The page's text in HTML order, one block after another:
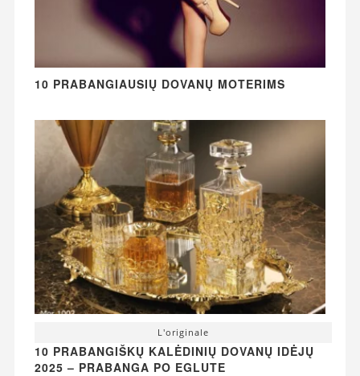
10 PRABANGIAUSIŲ DOVANŲ MOTERIMS
L'originale
10 PRABANGIŠKŲ KALĖDINIŲ DOVANŲ IDĖJŲ
2025 – PRABANGA PO EGLUTE